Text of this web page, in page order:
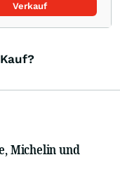
Verkauf
Michelin und